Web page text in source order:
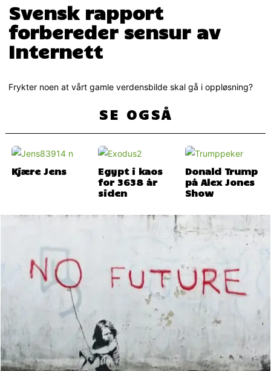
Svensk rapport
forbereder sensur av
Internett
Frykter noen at vårt gamle verdensbilde skal gå i oppløsning?
SE OGSÅ
Kjære Jens
Egypt i kaos
for 3638 år
siden
Donald Trump
på Alex Jones
Show